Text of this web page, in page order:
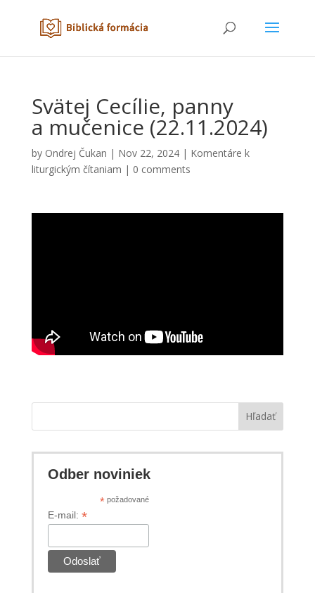
Svätej Cecílie, panny
a mučenice (22.11.2024)
by Ondrej Čukan | Nov 22, 2024| Komentáre k
liturgickým čítaniam | 0 comments
Hľadať
Odber noviniek
*požadované
E-mail: *